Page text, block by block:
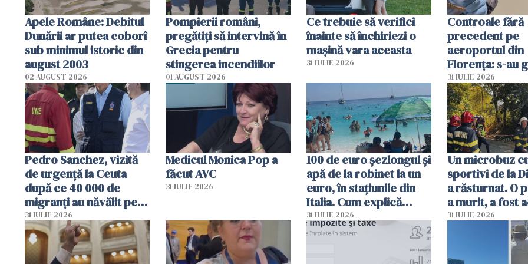
Apele Române: Debitul
Dunării ar putea coborî
sub minimul istoric din
august 2003
02 AUGUST 2026
Pompierii români,
pregătiţi să intervină în
Grecia pentru
stingerea incendiilor
01 AUGUST 2026
Ce trebuie să verifici
înainte să închiriezi o
mașină vara aceasta
31 IULIE 2026
Controale fără
precedent pe
aeroportul din
Florența: s-au
capete de
sumă imensă
31 IULIE 2026
Pedro Sanchez, vizită
de urgență la Ceuta
după ce 40 000 de
migranți au năvălit pe
teritoriul spaniol: „Vom
mobiliza toate
resursele"
31 IULIE 2026
Medicul Monica Pop a
făcut AVC
31 IULIE 2026
100 de euro șezlongul și
apă de la robinet la un
euro, în stațiunile din
Italia. Cum explică
autoritățile
31 IULIE 2026
Un microbuz
sportivi de la
a răsturnat. O
a murit, a fost
planul roșu de
31 IULIE 2026